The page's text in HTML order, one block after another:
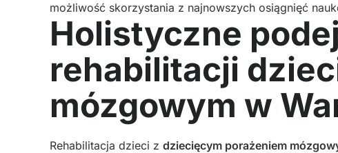
możliwość skorzystania z najnowszych osiągnięć
Holistyczne
rehabilitacji
mózgowym w
Rehabilitacja dzieci z dziecięcym porażeniem